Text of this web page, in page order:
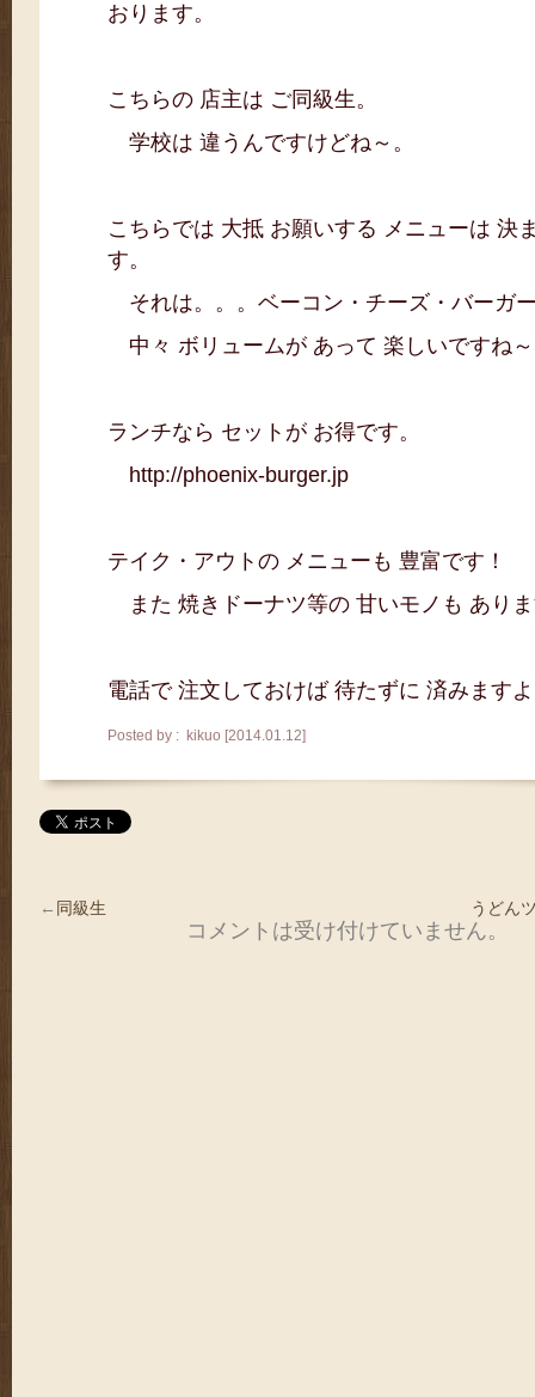
おります。
こちらの 店主は ご同級生。
学校は 違うんですけどね～。
こちらでは 大抵 お願いする メニューは 決
す。
それは。。。ベーコン・チーズ・バーガ
中々 ボリュームが あって 楽しいですね
ランチなら セットが お得です。
http://phoenix-burger.jp
テイク・アウトの メニューも 豊富です！
また 焼きドーナツ等の 甘いモノも あり
電話で 注文しておけば 待たずに 済みます
Posted by : kikuo [2014.01.12]
← 同級生 うどん
コメントは受け付けていません。